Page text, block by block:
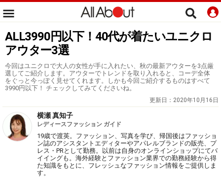
ALL3990円以下！40代が着たいユニクロ
アウター3選
今回はユニクロで大人の女性が手に入れたい、秋の最新アウターを3点厳
選してご紹介します。アウターでトレンドを取り入れると、コーデ全体
をぐっと今っぽく見せてくれます。しかも今回ご紹介するものはすべて
3990円以下！ チェックしてみてくださいね。
更新日： 2020年10月16日
横瀬 真知子
レディースファッション ガイド
19歳で渡英。ファッション、写真を学び、帰国後はファッショ
ン誌のアシスタントエディターやアパレルブランドの販売、プ
レス・PRとして勤務。以前は自身のオンラインショップにてバ
イイングも。海外経験とファッション業界での勤務経験から得
た知識をもとに、フレッシュなファッション情報をご提供しま
す。